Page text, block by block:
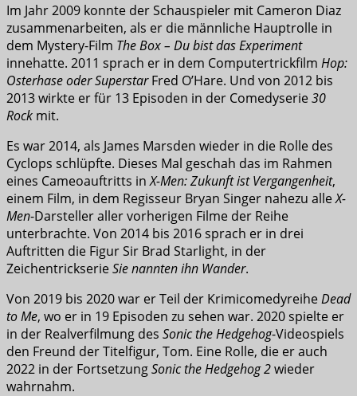
Im Jahr 2009 konnte der Schauspieler mit Cameron Diaz
zusammenarbeiten, als er die männliche Hauptrolle in
dem Mystery-Film The Box – Du bist das Experiment
innehatte. 2011 sprach er in dem Computertrickfilm Hop:
Osterhase oder SuperstarFred O’Hare. Und von 2012 bis
2013 wirkte er für 13 Episoden in der Comedyserie30
Rock mit.
Es war 2014, als James Marsden wieder in die Rolle des
Cyclops schlüpfte. Dieses Mal geschah das im Rahmen
eines Cameoauftritts inX-Men: Zukunft ist Vergangenheit,
einem Film, in dem Regisseur Bryan Singer nahezu alleX-
Men-Darsteller aller vorherigen Filme der Reihe
unterbrachte. Von 2014 bis 2016 sprach er in drei
Auftritten die Figur Sir Brad Starlight, in der
ZeichentrickserieSie nannten ihn Wander.
Von 2019 bis 2020 war er Teil der KrimicomedyreiheDead
to Me, wo er in 19 Episoden zu sehen war. 2020 spielte er
in der Realverfilmung des Sonic the Hedgehog-Videospiels
den Freund der Titelfigur, Tom. Eine Rolle, die er auch
2022 in der FortsetzungSonic the Hedgehog 2wieder
wahrnahm.